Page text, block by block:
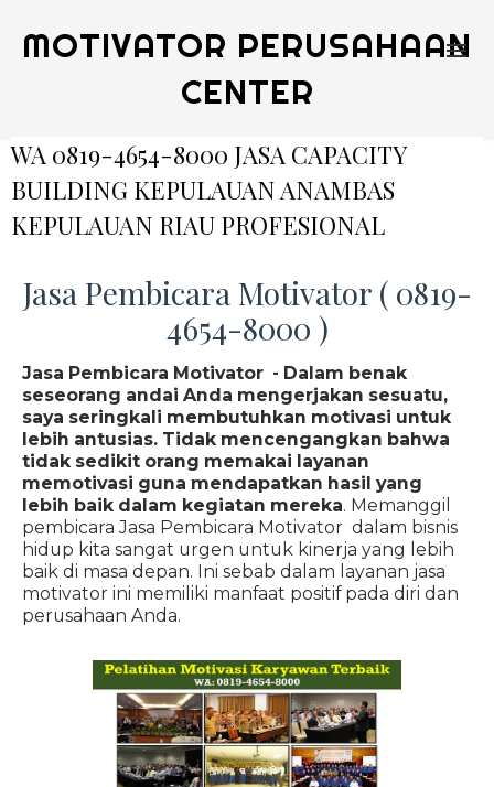
MOTIVATOR PERUSAHAAN
CENTER
WA 0819-4654-8000 JASA CAPACITY
BUILDING KEPULAUAN ANAMBAS
KEPULAUAN RIAU PROFESIONAL
Jasa Pembicara Motivator ( 0819-
4654-8000 )
Jasa Pembicara Motivator - Dalam benak
seseorang andai Anda mengerjakan sesuatu,
saya seringkali membutuhkan motivasi untuk
lebih antusias. Tidak mencengangkan bahwa
tidak sedikit orang memakai layanan
memotivasi guna mendapatkan hasil yang
lebih baik dalam kegiatan mereka. Memanggil
pembicara Jasa Pembicara Motivator dalam bisnis
hidup kita sangat urgen untuk kinerja yang lebih
baik di masa depan. Ini sebab dalam layanan jasa
motivator ini memiliki manfaat positif pada diri dan
perusahaan Anda.